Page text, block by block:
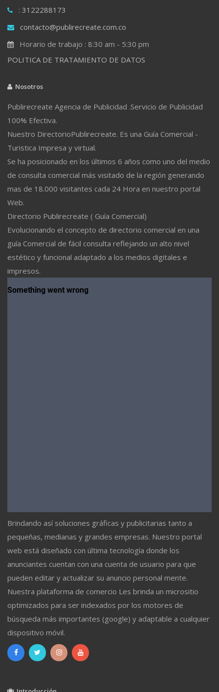
: 3122288173
contacto@publirecreate.com.co
Horario de trabajo : 8:30 am - 5:30 pm
POLITICA DE TRATAMIENTO DE DATOS
Nosotros
Publirecreate Agencia de Publicidad .Servicio de Publicidad
100% Efectiva.
Nuestro DirectorioPublirecreate. Es una Guía Comercial -
Turistica Impresa y virtual.
Se ha posicionado en los últimos 6 años como uno del medio
de consulta comercial más visitado de la región generando
mas de 18.000 visitantes cada 24 Hora en nuestro portal
Web.
Directorio Publirecreate ( Guía Comercial)
Evolucionando el concepto de directorio comercial en una
guía Comercial de fácil consulta reflejando un alto nivel
estético y funcional adaptado a los medios digitales e
impresos.
Brindando así soluciones gráficas y publicitarias tanto a
pequeñas, medianas y grandes empresas. Nuestro portal
web está diseñado con última tecnología donde los
anunciantes cuentan con una cuenta de usuario para que
pueden editar y actualizar su anuncio personal mente.
Nuestra plataforma de comercio Les brinda un micrositio
optimizados para ser indexados por los motores de
búsqueda más importantes (google) y adaptable a cualquier
dispositivo móvil.